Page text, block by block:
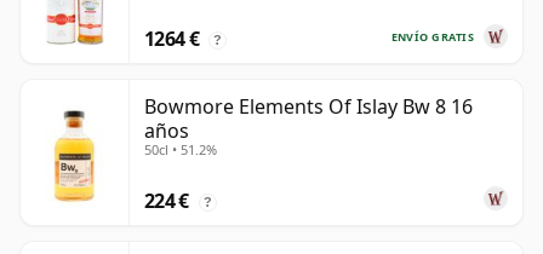
ENVÍO GRATIS
1264 € ?
Bowmore Elements Of Islay Bw 8 16
años
50cl • 51.2%
224 € ?